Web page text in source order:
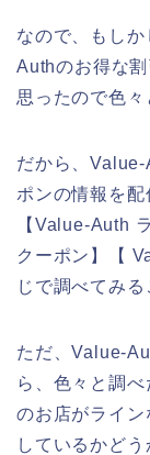
なので、もし
Authのお得な
思ったので色々
だから、
ポンの情報を配
【Value-Auth
クーポン】【
じで調べてみる
ただ、Value-
ら、色々と調
のお店がライ
しているかどう